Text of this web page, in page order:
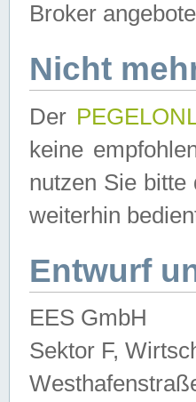
Broker
Nicht
Der
keine
nutzen Sie bitte
weiterhin
Entwurf
EES GmbH
Sektor F,